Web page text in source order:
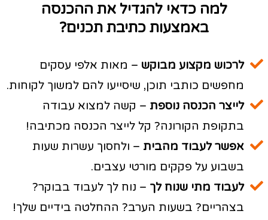
למה כדאי להגדיל את ההכנסה
באמצעות כתיבת תכנים?
לרכוש מקצוע מבוקש – מאות אלפי עסקים
מחפשים כותבי תוכן, שיסייעו להם למשוך לקוחות.
לייצר הכנסה נוספת – קשה למצוא עבודה
בתקופת הקורונה? קל לייצר הכנסה מכתיבה!
אפשר לעבוד מהבית – ולחסוך עשרות שעות
בשבוע על פקקים מורטי עצבים.
לעבוד מתי שנוח לך – נוח לך לעבוד בבוקר?
בצהריים? בשעות הערב? ההחלטה בידיים שלך!